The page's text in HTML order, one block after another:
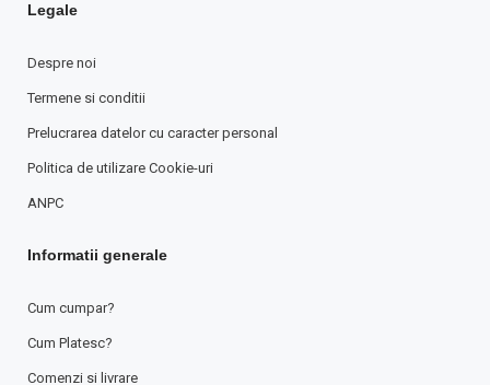
Legale
Despre noi
Termene si conditii
Prelucrarea datelor cu caracter personal
Politica de utilizare Cookie-uri
ANPC
Informatii generale
Cum cumpar?
Cum Platesc?
Comenzi si livrare